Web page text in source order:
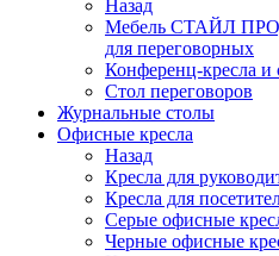
Назад
Мебель СТАЙЛ
для переговорных
Конференц-кресла и
Стол переговоров
Журнальные столы
Офисные кресла
Назад
Кресла для
Кресла для
Серые офисные
Черные офисные